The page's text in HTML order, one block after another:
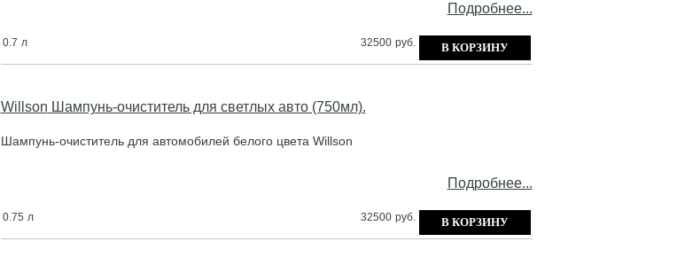
Подробнее...
0.7 л 32500 руб.
Willson Шампунь-очиститель для светлых авто (750мл).
Шaмпунь-oчиcтитeль для aвтoмoбилeй бeлoгo цвeтa Willson
Подробнее...
0.75 л 32500 руб.